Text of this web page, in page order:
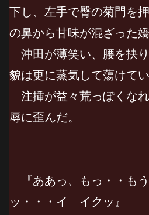
下し、左手で臀の菊門を
の鼻から甘味が混ざった
沖田が薄笑い、腰を抉
貌は更に蒸気して蕩けてい
注挿が益々荒っぽくな
辱に歪んだ。
『ああっ、もっ・・も
ッ・・・イ イクッ』